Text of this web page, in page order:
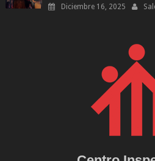
Diciembre 16, 2025